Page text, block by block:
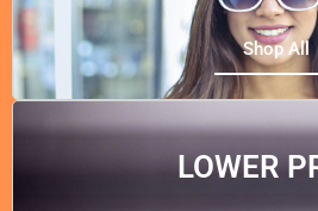
Shop All
LOWER